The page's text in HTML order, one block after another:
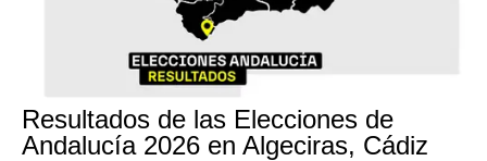
Resultados de las Elecciones de
Andalucía 2026 en Algeciras, Cádiz